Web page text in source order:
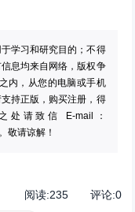
学习和研究目的；不得
息均来自网络，版权争
内，从您的电脑或手机
持正版，购买注册，得
处请致信 E-mail：
敬请谅解！
阅读:235评论:0